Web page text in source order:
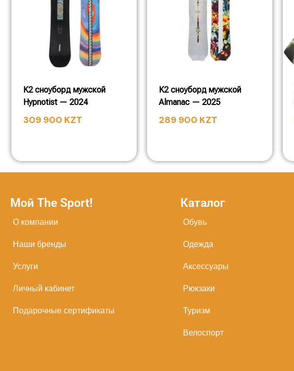
K2 сноуборд мужской
Hypnotist — 2024
309 900 KZT
K2 сноуборд мужской
Almanac — 2025
289 900 KZT
Мой The Sport!
О компании
Наши бренды
Услуги
Личный кабинет
Подарочные сертификаты
Каталог
Обувь
Одежда
Аксессуары
Рюкзаки
Туризм
Велоспорт